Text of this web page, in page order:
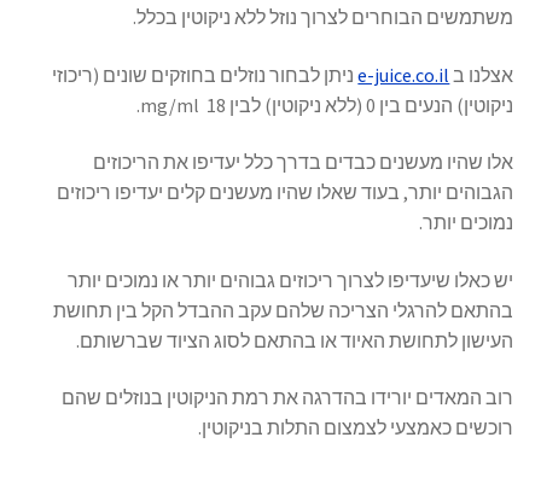
משתמשים הבוחרים לצרוך נוזל ללא ניקוטין בכלל.
אצלנו ב e-juice.co.ilניתן לבחור נוזלים בחוזקים שונים (ריכוזי
ניקוטין) הנעים בין 0 (ללא ניקוטין) לבין 18 mg/ml.
אלו שהיו מעשנים כבדים בדרך כלל יעדיפו את הריכוזים
הגבוהים יותר, בעוד שאלו שהיו מעשנים קלים יעדיפו ריכוזים
נמוכים יותר.
יש כאלו שיעדיפו לצרוך ריכוזים גבוהים יותר או נמוכים יותר
בהתאם להרגלי הצריכה שלהם עקב ההבדל הקל בין תחושת
העישון לתחושת האיוד או בהתאם לסוג הציוד שברשותם.
רוב המאדים יורידו בהדרגה את רמת הניקוטין בנוזלים שהם
רוכשים כאמצעי לצמצום התלות בניקוטין.